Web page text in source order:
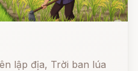
lập địa, Trời ban lúa